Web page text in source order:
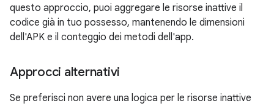
questo approccio, puoi aggregare le risorse inattive il
codice già in tuo possesso, mantenendo le dimensioni
dell'APK e il conteggio dei metodi dell'app.
Approcci alternativi
Se preferisci non avere una logica per le risorse inattive